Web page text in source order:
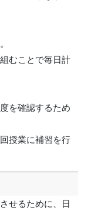
むことで毎日計
を確認するため
授業に補習を行
せるために、日